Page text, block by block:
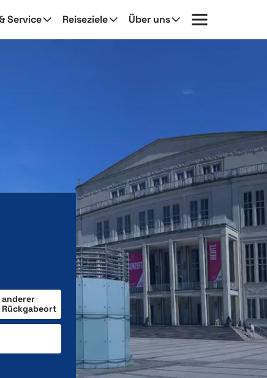
Service Reiseziele Über uns
anderer
Rückgabeort